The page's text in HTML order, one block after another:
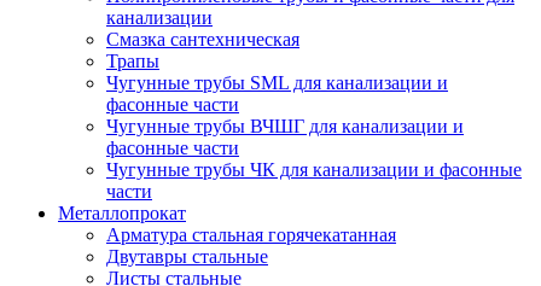
канализации
Смазка сантехническая
Трапы
Чугунные трубы SML для канализации и
фасонные части
Чугунные трубы ВЧШГ для канализации и
фасонные части
Чугунные трубы ЧК для канализации и фасонные
части
Металлопрокат
Арматура стальная горячекатанная
Двутавры стальные
Листы стальные